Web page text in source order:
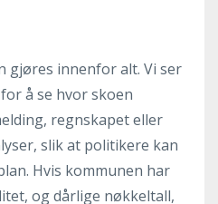
gjøres innenfor alt. Vi ser
å se hvor skoen
regnskapet eller
slik at politikere kan
Hvis kommunen har
og dårlige nøkkeltall,